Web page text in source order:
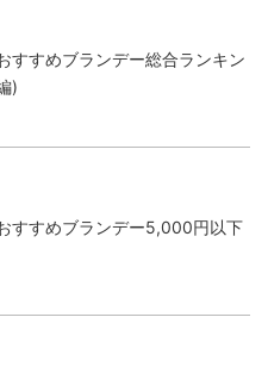
すすめブランデー総合ランキン
)
すすめブランデー5,000円以下